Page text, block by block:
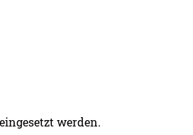
werden.